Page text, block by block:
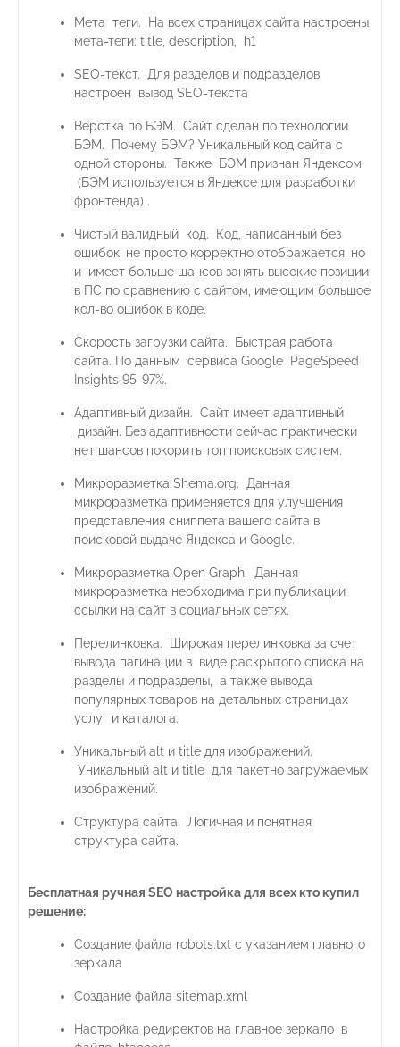
Мета теги. На всех страницах сайта настроены
мета-теги: title, description, h1
SEO-текст. Для разделов и подразделов
настроен вывод SEO-текста
Верстка по БЭМ. Сайт сделан по технологии
БЭМ. Почему БЭМ? Уникальный код сайта с
одной стороны. Также БЭМ признан Яндексом
(БЭМ используется в Яндексе для разработки
фронтенда) .
Чистый валидный код. Код, написанный без
ошибок, не просто корректно отображается, но
и имеет больше шансов занять высокие позиции
в ПС по сравнению с сайтом, имеющим большое
кол-во ошибок в коде.
Скорость загрузки сайта. Быстрая работа
сайта. По данным сервиса Google PageSpeed
Insights 95-97%.
Адаптивный дизайн. Сайт имеет адаптивный
дизайн. Без адаптивности сейчас практически
нет шансов покорить топ поисковых систем.
Микроразметка Shema.org. Данная
микроразметка применяется для улучшения
представления сниппета вашего сайта в
поисковой выдаче Яндекса и Google.
Микроразметка Open Graph. Данная
микроразметка необходима при публикации
ссылки на сайт в социальных сетях.
Перелинковка. Широкая перелинковка за счет
вывода пагинации в виде раскрытого списка на
разделы и подразделы, а также вывода
популярных товаров на детальных страницах
услуг и каталога.
Уникальный alt и title для изображений.
Уникальный alt и title для пакетно загружаемых
изображений.
Структура сайта. Логичная и понятная
структура сайта.
Бесплатная ручная SEO настройка для всех кто купил
решение:
Создание файла robots.txt с указанием главного
зеркала
Создание файла sitemap.xml
Настройка редиректов на главное зеркало в